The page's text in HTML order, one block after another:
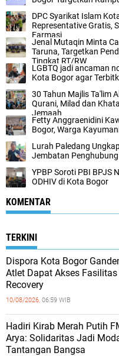
DPC Syarikat Islam
Representative Gratis,
Farmasi
Jenal Mutaqin Minta
Taruna, Targetkan
Tingkat RT/RW
LGBTQ jadi ancaman
Kota Bogor agar
30 Tahun Majlis Ta'lim
Qurani, Milad dan
Jemaah
Fetty Anggraenidini
Bogor, Warga
Lurah Paledang
Jembatan
YPBP Soroti PBI BPJS
ODHIV di Kota Bogor
KOMENTAR
TERKINI
Dispora Kota Bogor
Atlet Dapat Akses
Recovery
10/08/2026, 06:59 WIB
Hadiri Kirab Merah Putih
Arya: Solidaritas Jadi
Tantangan Bangsa